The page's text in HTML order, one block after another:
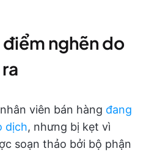
nghẽn do
viên bán hàng đang
dịch, nhưng bị kẹt vì
soạn thảo bởi bộ phận